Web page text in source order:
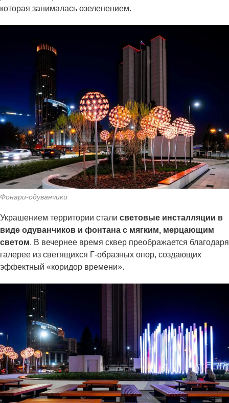
которая занималась озеленением.
Фонари-одуванчики
Украшением территории стали световые инсталляции в
виде одуванчиков и фонтана с мягким, мерцающим
светом. В вечернее время сквер преображается благодаря
галерее из светящихся Г-образных опор, создающих
эффектный «коридор времени».